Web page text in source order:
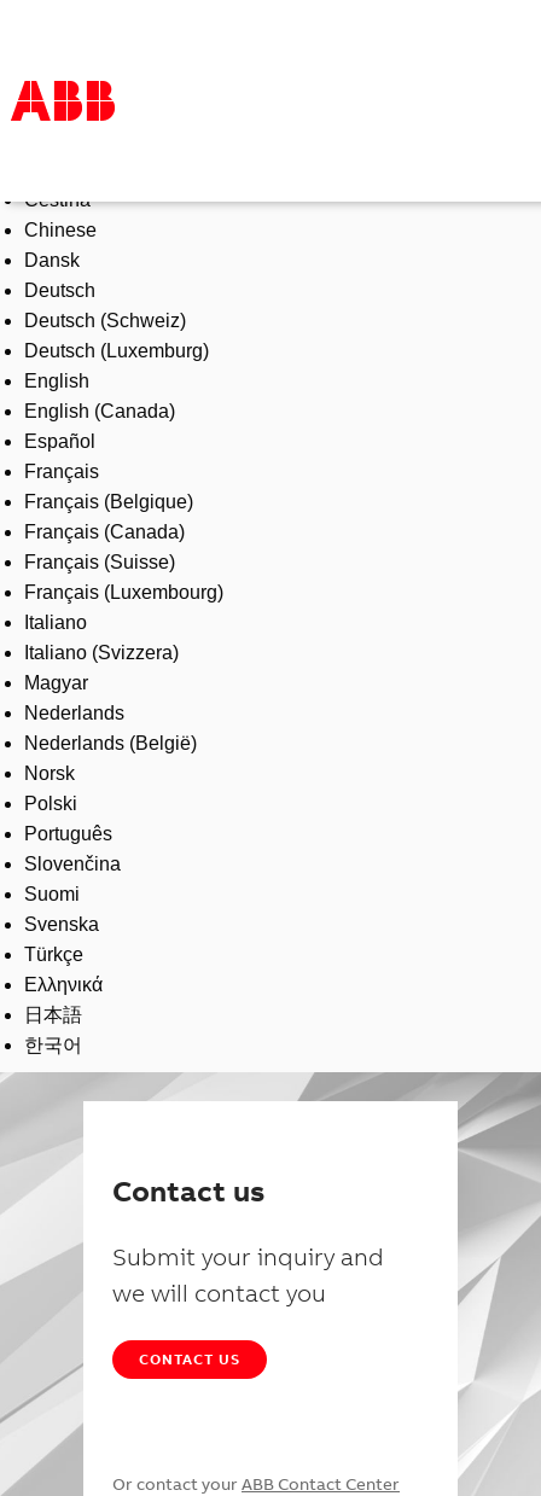
Products & Solutions
Industries
Services
About us
Where to buy
Contact us
Careers
Čeština
Chinese
Dansk
Deutsch
Deutsch (Schweiz)
Deutsch (Luxemburg)
English
English (Canada)
Español
Français
Français (Belgique)
Français (Canada)
Français (Suisse)
Français (Luxembourg)
Italiano
Italiano (Svizzera)
Magyar
Nederlands
Nederlands (België)
Norsk
Polski
Português
Slovenčina
Suomi
Svenska
Türkçe
Ελληνικά
日本語
한국어
Contact us
Submit your inquiry and
we will contact you
CONTACT US
Or contact your ABB Contact Center